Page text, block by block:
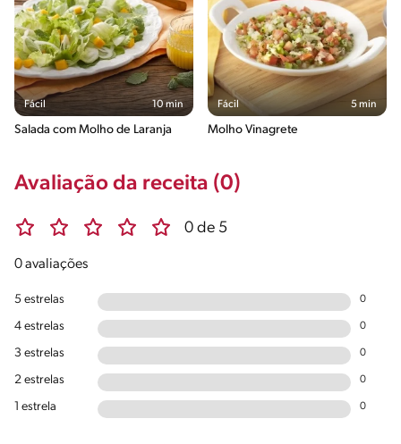
Fácil 10 min
Salada com Molho de Laranja
Fácil 5 min
Molho Vinagrete
Avaliação da receita (0)
0 de 5
0 avaliações
5 estrelas 0
4 estrelas 0
3 estrelas 0
2 estrelas 0
1 estrela 0